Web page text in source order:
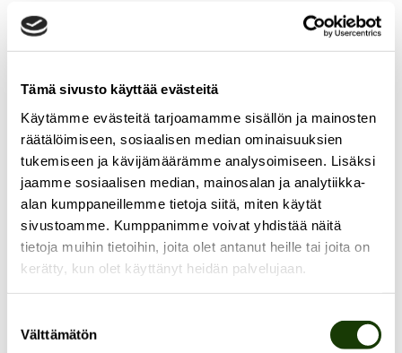
Tämä sivusto käyttää evästeitä
Käytämme evästeitä tarjoamamme sisällön ja mainosten
räätälöimiseen, sosiaalisen median ominaisuuksien
tukemiseen ja kävijämäärämme analysoimiseen. Lisäksi
jaamme sosiaalisen median, mainosalan ja analytiikka-
alan kumppaneillemme tietoja siitä, miten käytät
sivustoamme. Kumppanimme voivat yhdistää näitä
tietoja muihin tietoihin, joita olet antanut heille tai joita on
kerätty, kun olet käyttänyt heidän palvelujaan.
valinta
Välttämätön
LUE ARTIKKELI